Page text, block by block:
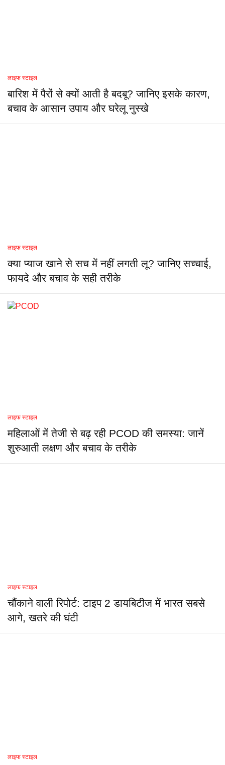
लाइफ स्टाइल
बारिश में पैरों से क्यों आती है बदबू? जानिए इसके कारण,
बचाव के आसान उपाय और घरेलू नुस्खे
लाइफ स्टाइल
क्या प्याज खाने से सच में नहीं लगती लू? जानिए सच्चाई,
फायदे और बचाव के सही तरीके
लाइफ स्टाइल
महिलाओं में तेजी से बढ़ रही PCOD की समस्या: जानें
शुरुआती लक्षण और बचाव के तरीके
लाइफ स्टाइल
चौंकाने वाली रिपोर्ट: टाइप 2 डायबिटीज में भारत सबसे
आगे, खतरे की घंटी
लाइफ स्टाइल